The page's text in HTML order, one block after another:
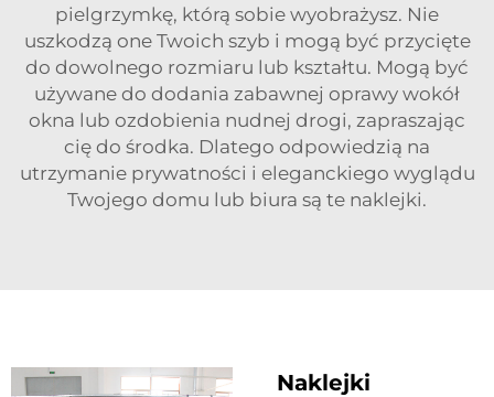
pielgrzymkę, którą sobie wyobrażysz. Nie
uszkodzą one Twoich szyb i mogą być przycięte
do dowolnego rozmiaru lub kształtu. Mogą być
używane do dodania zabawnej oprawy wokół
okna lub ozdobienia nudnej drogi, zapraszając
cię do środka. Dlatego odpowiedzią na
utrzymanie prywatności i eleganckiego wyglądu
Twojego domu lub biura są te naklejki.
Naklejki